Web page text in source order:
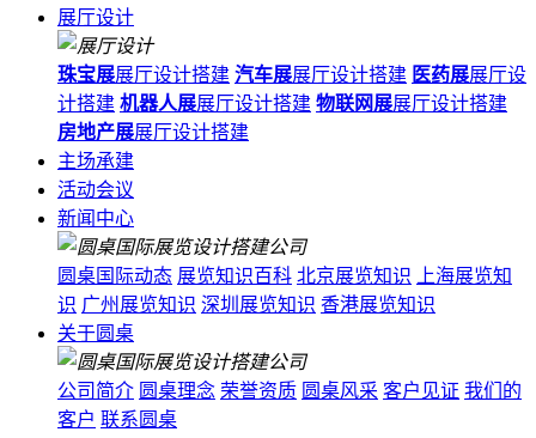
展厅设计
珠宝展展厅设计搭建 汽车展展厅设计搭建 医药展展厅设
计搭建 机器人展展厅设计搭建 物联网展展厅设计搭建
房地产展展厅设计搭建
主场承建
活动会议
新闻中心
圆桌国际动态 展览知识百科 北京展览知识
上海展览知
识 广州展览知识 深圳展览知识 香港展览知识
关于圆桌
公司简介 圆桌理念 荣誉资质 圆桌风采 客户见证 我们的
客户 联系圆桌